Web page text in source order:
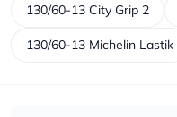
130/60-13 City Grip 2
130/60-13 Michelin Lastik